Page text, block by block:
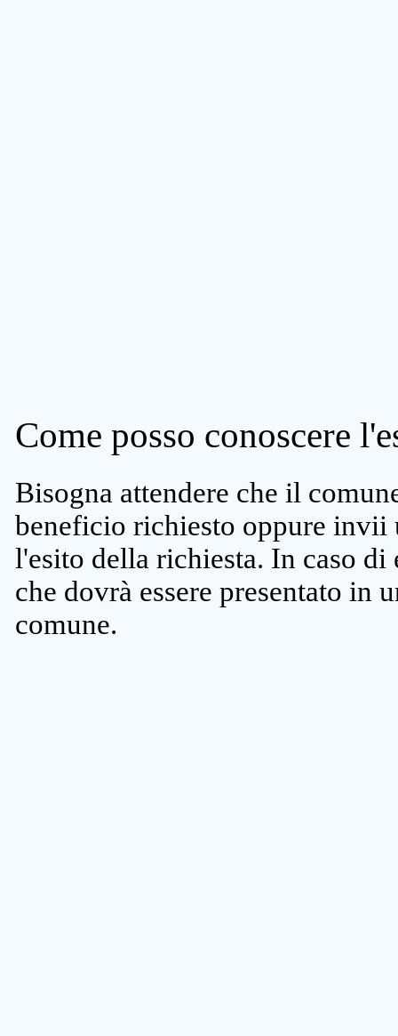
Come posso conoscere
Bisogna attendere che il
beneficio richiesto oppure invii
l'esito della richiesta. In caso
che dovrà essere presentato in
comune.